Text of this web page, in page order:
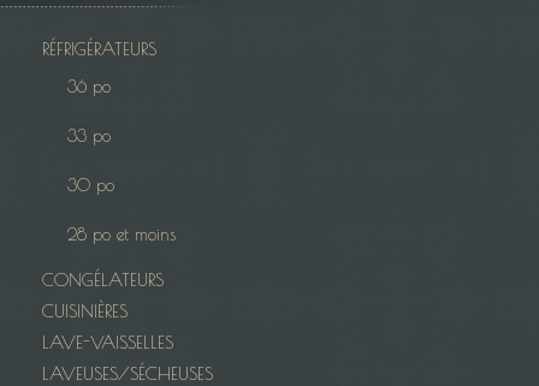
RÉFRIGÉRATEURS
36 po
33 po
30 po
28 po et moins
CONGÉLATEURS
CUISINIÈRES
LAVE-VAISSELLES
LAVEUSES/SÉCHEUSES